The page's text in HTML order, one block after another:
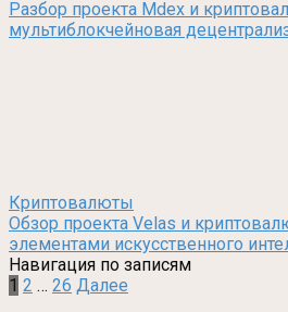
Разбор проекта Mdex и
мультиблокчейновая
Криптовалюты
Обзор проекта Velas и
элементами искусственного
Навигация по записям
1 2 … 26 Далее